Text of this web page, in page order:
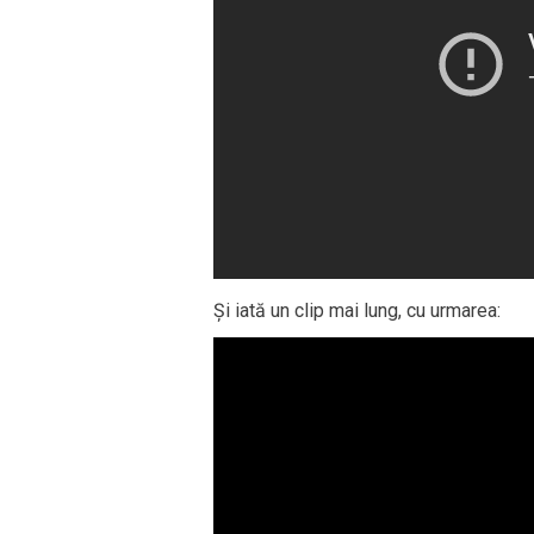
Și iată un clip mai lung, cu urmarea: